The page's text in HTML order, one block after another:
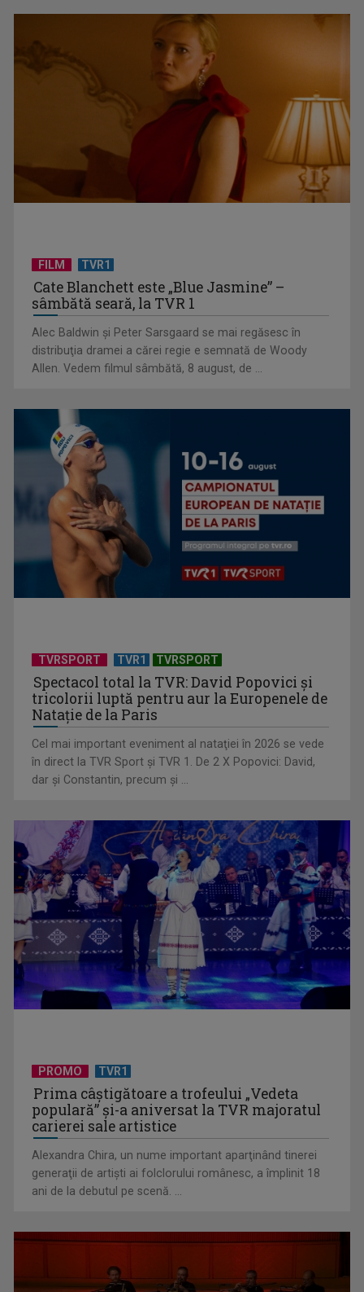
Spectacol total la TVR: David Popovici și tricolorii luptă
CONCACAF respinge planul FIFA de privatizare parțială a
activităților comerciale
Tenis internațional la Târgu Mureș! TVR Sport transmite
finalele AXERIA Open ...
Campionatelor ...
FILM TVR1
Cate Blanchett este „Blue Jasmine” –
sâmbătă seară, la TVR 1
Alec Baldwin şi Peter Sarsgaard se mai regăsesc în
distribuţia dramei a cărei regie e semnată de Woody
Allen. Vedem filmul sâmbătă, 8 august, de ...
TVRSPORT TVR1 TVRSPORT
Spectacol total la TVR: David Popovici și
tricolorii luptă pentru aur la Europenele de
Natație de la Paris
Cel mai important eveniment al nataţiei în 2026 se vede
în direct la TVR Sport şi TVR 1. De 2 X Popovici: David,
dar şi Constantin, precum şi ...
PROMO TVR1
Prima câştigătoare a trofeului „Vedeta
populară” şi-a aniversat la TVR majoratul
carierei sale artistice
Alexandra Chira, un nume important aparţinând tinerei
generaţii de artişti ai folclorului românesc, a împlinit 18
ani de la debutul pe scenă. ...